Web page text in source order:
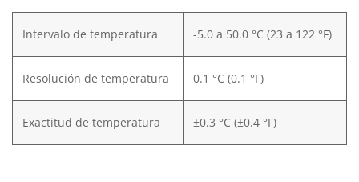
Intervalo de temperatura -5.0 a 50.0 °C (23 a 122 °F)
Resolución de temperatura 0.1 °C (0.1 °F)
Exactitud de temperatura ±0.3 °C (±0.4 °F)